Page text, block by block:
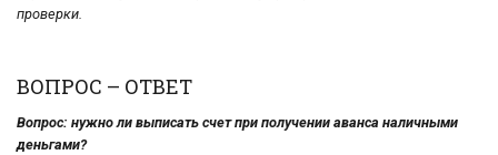
проверки.
ВОПРОС – ОТВЕТ
Вопрос: нужно ли выписать счет при получении аванса наличными
деньгами?